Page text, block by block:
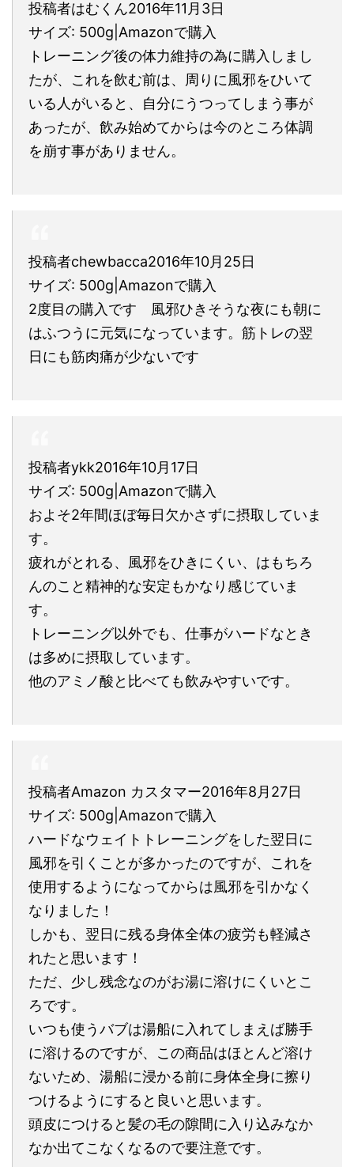
投稿者はむくん2016年11月3日
サイズ: 500g|Amazonで購入
トレーニング後の体力維持の為に購入しまし
たが、これを飲む前は、周りに風邪をひいて
いる人がいると、自分にうつってしまう事が
あったが、飲み始めてからは今のところ体調
を崩す事がありません。
投稿者chewbacca2016年10月25日
サイズ: 500g|Amazonで購入
2度目の購入です 風邪ひきそうな夜にも朝に
はふつうに元気になっています。筋トレの翌
日にも筋肉痛が少ないです
投稿者ykk2016年10月17日
サイズ: 500g|Amazonで購入
およそ2年間ほぼ毎日欠かさずに摂取していま
す。
疲れがとれる、風邪をひきにくい、はもちろ
んのこと精神的な安定もかなり感じていま
す。
トレーニング以外でも、仕事がハードなとき
は多めに摂取しています。
他のアミノ酸と比べても飲みやすいです。
投稿者Amazon カスタマー2016年8月27日
サイズ: 500g|Amazonで購入
ハードなウェイトトレーニングをした翌日に
風邪を引くことが多かったのですが、これを
使用するようになってからは風邪を引かなく
なりました！
しかも、翌日に残る身体全体の疲労も軽減さ
れたと思います！
ただ、少し残念なのがお湯に溶けにくいとこ
ろです。
いつも使うバブは湯船に入れてしまえば勝手
に溶けるのですが、この商品はほとんど溶け
ないため、湯船に浸かる前に身体全身に擦り
つけるようにすると良いと思います。
頭皮につけると髪の毛の隙間に入り込みなか
なか出てこなくなるので要注意です。